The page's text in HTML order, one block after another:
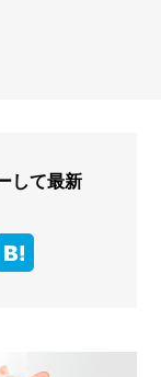
して最新